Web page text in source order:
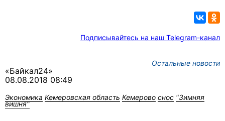
Подписывайтесь на наш Telegram-канал
Остальные новости
«Байкал24»
08.08.2018 08:49
Экономика Кемеровская область Кемерово снос "Зимняя
вишня"